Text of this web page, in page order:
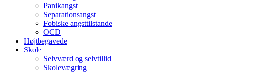
Panikangst
Separationsangst
Fobiske angsttilstande
OCD
Højtbegavede
Skole
Selvværd og selvtillid
Skolevægring